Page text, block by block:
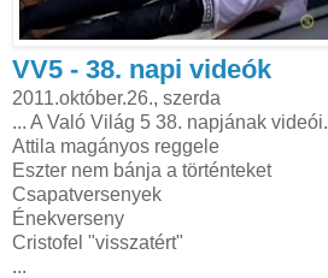
VV5 - 38. napi videók
2011.október.26., szerda
... A Való Világ 5 38. napjának videói.
Attila magányos reggele
Eszter nem bánja a történteket
Csapatversenyek
Énekverseny
Cristofel "visszatért"
...